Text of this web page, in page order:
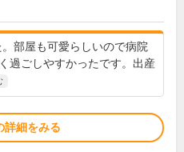
部屋も可愛らしいので病院
過ごしやすかったです。出産
詳細をみる